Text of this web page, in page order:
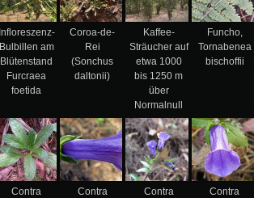
Infloreszenz-
Bulbillen am
Blütenstand
Furcraea
foetida
Coroa-de-
Rei
(Sonchus
daltonii)
Kaffee-
Sträucher auf
etwa 1000
bis 1250 m
über
Normalnull
Funcho,
Tornabenea
bischoffii
Contra
Contra
Contra
Contra